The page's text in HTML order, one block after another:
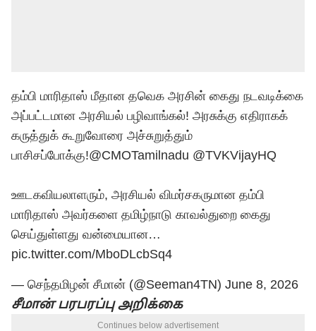
தம்பி மாரிதாஸ் மீதான தவெக அரசின் கைது நடவடிக்கை
அப்பட்டமான அரசியல் பழிவாங்கல்! அரசுக்கு எதிராகக்
கருத்துக் கூறுவோரை அச்சுறுத்தும்
பாசிசப்போக்கு!@CMOTamilnadu @TVKVijayHQ
ஊடகவியலாளரும், அரசியல் விமர்சகருமான தம்பி
மாரிதாஸ் அவர்களை தமிழ்நாடு காவல்துறை கைது
செய்துள்ளது வன்மையான…
pic.twitter.com/MboDLcbSq4
— செந்தமிழன் சீமான் (@Seeman4TN) June 8, 2026
சீமான் பரபரப்பு அறிக்கை
Continues below advertisement